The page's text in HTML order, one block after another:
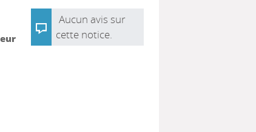
Aucun avis sur
cette notice.